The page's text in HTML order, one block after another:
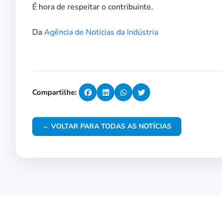
É hora de respeitar o contribuinte.
DaAgência de Notícias da Indústria
Compartilhe:
← VOLTAR PARA TODAS AS NOTÍCIAS